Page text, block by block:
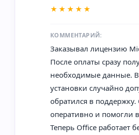
★★★★★
КОММЕНТАРИЙ:
Заказывал лицензию
После оплаты сразу
необходимые данные.
установки случайно
обратился в
оперативно и помогли
Теперь Office работает